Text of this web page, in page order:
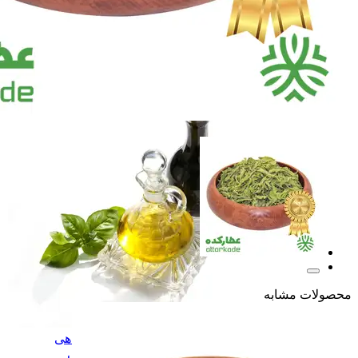
آب زرشک طبیعی
آب زرشک طبیعی
سرکه و سرکه انگبین سرکه و سرکه انگبین
نوشیدنی تخمیری ویتامینه
گلاب و عرقیات گیاهی
روغن های درمانی
روغن های درمانی
محصولات مشابه